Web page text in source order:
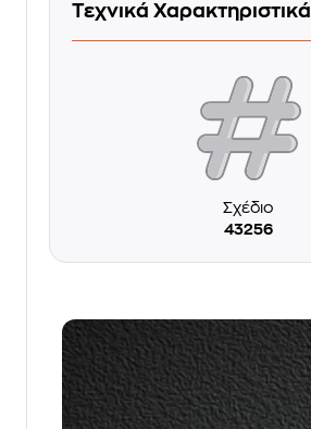
Τεχνικά Χαρακτηριστικά
Σχέδιο
43256